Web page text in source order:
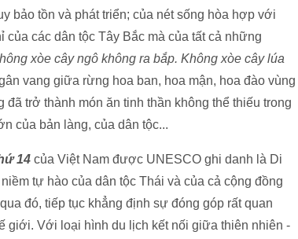
bảo tồn và phát triển; của nét sống hòa hợp với
các dân tộc Tây Bắc mà của tất cả những
xòe cây ngô không ra bắp. Không xòe cây lúa
vang giữa rừng hoa ban, hoa mận, hoa đào vùng
trở thành món ăn tinh thần không thể thiếu trong
của bản làng, của dân tộc...
14 của Việt Nam được UNESCO ghi danh là Di
tự hào của dân tộc Thái và của cả cộng đồng
đó, tiếp tục khẳng định sự đóng góp rất quan
giới. Với loại hình du lịch kết nối giữa thiên nhiên -